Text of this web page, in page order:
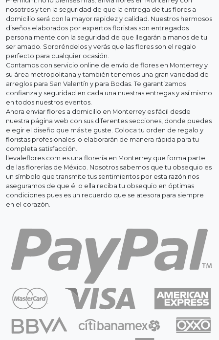
nosotros y ten la seguridad de que la entrega de tus flores a
domicilio será con la mayor rapidez y calidad. Nuestros hermosos
diseños elaborados por expertos floristas son entregados
personalmente con la seguridad de que llegarán a manos de tu
ser amado. Sorpréndelos y verás que las flores son el regalo
perfecto para cualquier ocasión.
Contamos con servicio online de envío de flores en Monterrey y
su área metropolitana y también tenemos una gran variedad de
arreglos para San Valentín y para Bodas. Te garantizamos
confianza y seguridad en cada una nuestras entregas y así mismo
en todos nuestros eventos.
Ahora enviar flores a domicilio en Monterrey es fácil desde
nuestra página web con sus diferentes secciones, donde puedes
elegir el diseño que más te guste. Coloca tu orden de regalo y
floristas profesionales lo elaborarán de manera rápida para tu
completa satisfacción.
llevaleflores.com es una florería en Monterrey que forma parte
de las florerías de México. Nosotros sabemos que tu obsequio es
un símbolo que transmite tus sentimientos por esta razón nos
aseguramos de que él o ella reciba tu obsequio en óptimas
condiciones pues es un recuerdo que se atesora para siempre
en el corazón.